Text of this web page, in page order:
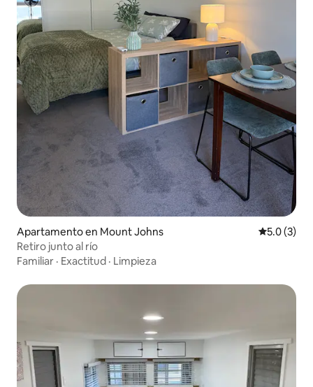
Apartamento en Mount Johns
5.0 (3)
Retiro junto al río
Familiar · Exactitud · Limpieza